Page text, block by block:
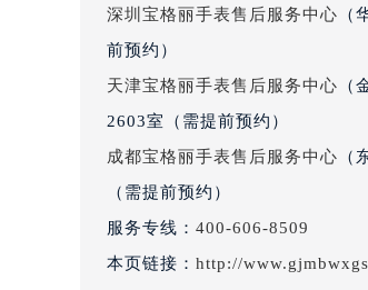
吉林省吉林市船营
吉林省梅河口市新
吉林省通化市东昌
吉林省延边市延吉
辽宁省鞍山市铁东
辽宁省本溪市平山
深圳宝格丽手表售后服务中心 （
前预约）
天津宝格丽手表售后服务中心 （
2603室（需提前预约）
成都宝格丽手表售后服务中心 （
（需提前预约）
服务专线： 400-606-8509
本页链接： http://